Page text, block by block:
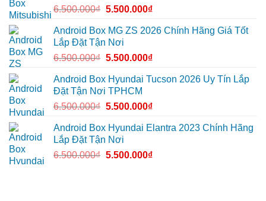
bản
đồ,
YouTube
tiện
6.500.000₫ 5.500.000₫
Android Box MG ZS 2026 Chính Hãng Giá Tốt
Lắp Đặt Tận Nơi
6.500.000₫ 5.500.000₫
Android Box Hyundai Tucson 2026 Uy Tín Lắp
Đặt Tận Nơi TPHCM
6.500.000₫ 5.500.000₫
Android Box Hyundai Elantra 2023 Chính Hãng
Lắp Đặt Tận Nơi
6.500.000₫ 5.500.000₫